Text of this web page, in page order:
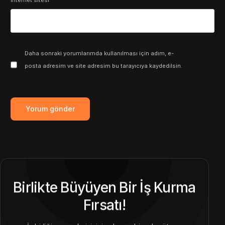
Daha sonraki yorumlarımda kullanılması için adım, e-
posta adresim ve site adresim bu tarayıcıya kaydedilsin.
Birlikte Büyüyen Bir İş Kurma
Fırsatı!